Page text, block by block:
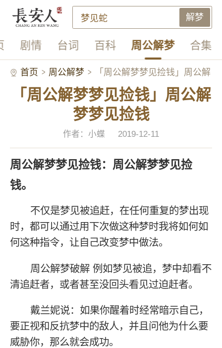
解梦
剧情 台词 百科 周公解梦 合集
首页 周公解梦 「周公解梦梦见捡钱」周公解
梦梦见捡钱
「周公解梦梦见捡钱」周公解
梦梦见捡钱
作者：小蝶 2019-12-11
周公解梦梦见捡钱：周公解梦梦见捡
钱。
不仅是梦见被追赶，在任何重复的梦出现
时，都可以通过用下次做这种梦时我将如何如
何这种指令，让自己改变梦中做法。
周公解梦破解 例如梦见被追，梦中却看不
清追赶者，或者甚至没回头看见过迫赶者。
戴兰妮说：如果你醒着时经常暗示自己，
要正视和反抗梦中的敌人，并且问他为什么要
威胁你，那么就会成功。